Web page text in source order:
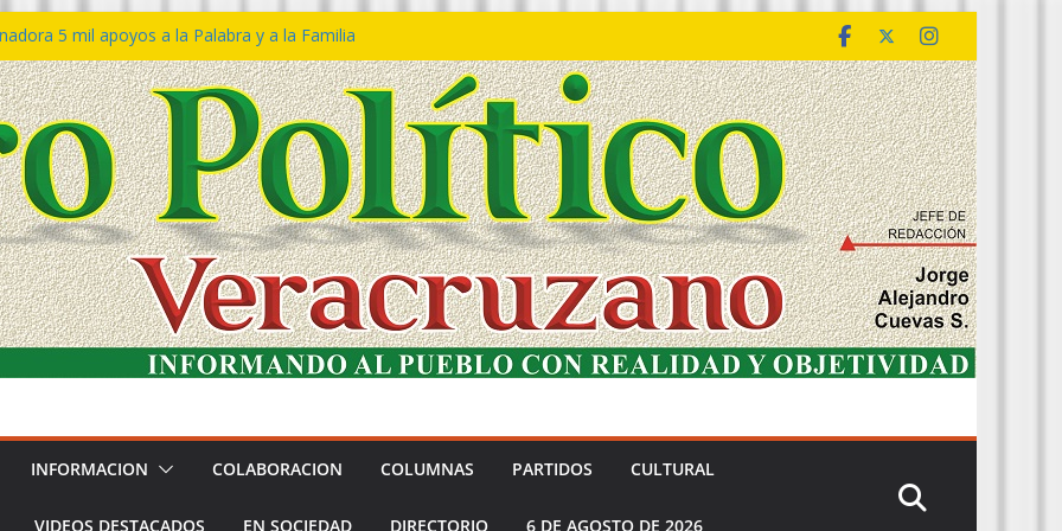
5 mil apoyos a la Palabra y a la Familia
Declaraciones de Procedencia en contra
𝙂𝙤𝙗𝙞𝙚𝙧𝙣𝙤 𝙙𝙚𝙡 𝙀𝙨𝙩𝙖𝙙𝙤 𝙖 𝙙𝙞𝙨𝙛𝙧𝙪𝙩𝙖𝙧
𝙁𝙚𝙨𝙩𝙞𝙫𝙖𝙡 𝙙𝙚𝙡 𝙈𝙖𝙧 𝙚𝙣 𝘾𝙤𝙖𝙩𝙯𝙖𝙘𝙤𝙖𝙡𝙘𝙤𝙨
de policías con vocación de servicio y
SSP
Bravo rechaza acusaciones y asegura que
solicitud de desafuero
INFORMACION COLABORACION COLUMNAS PARTIDOS CULTURAL
VIDEOS DESTACADOS EN SOCIEDAD DIRECTORIO 6 DE AGOSTO DE 2026